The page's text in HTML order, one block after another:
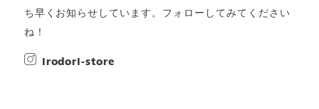
ち早くお知らせしています。フォローしてみてください
ね！
irodori-store